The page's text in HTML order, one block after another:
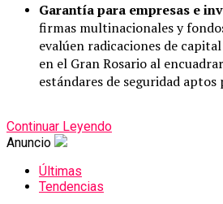
Garantía para empresas e
firmas multinacionales y
evalúen radicaciones de
en el Gran Rosario al
estándares de seguridad aptos
Continuar Leyendo
Anuncio
Últimas
Tendencias